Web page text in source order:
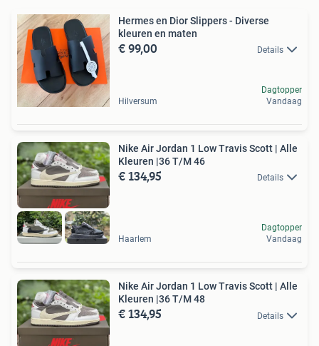
Hermes en Dior Slippers - Diverse
kleuren en maten
€ 99,00 Details
Hilversum
Dagtopper
Vandaag
Nike Air Jordan 1 Low Travis Scott | Alle
Kleuren |36 T/M 46
€ 134,95 Details
Haarlem
Dagtopper
Vandaag
Nike Air Jordan 1 Low Travis Scott | Alle
Kleuren |36 T/M 48
€ 134,95 Details